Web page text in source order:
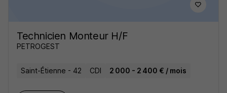
Technicien Monteur H/F
PETROGEST
Saint-Étienne - 42 CDI 2 000 - 2 400 € / mois